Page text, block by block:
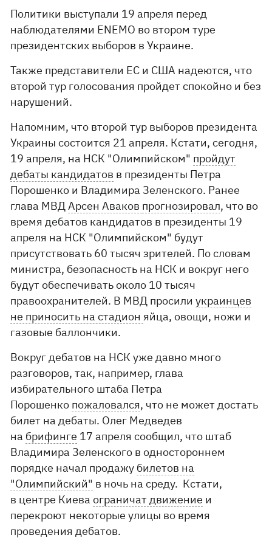
Политики выступали 19 апреля перед
наблюдателями ENEMO во втором туре
президентских выборов в Украине.
Также представители ЕС и США надеются, что
второй тур голосования пройдет спокойно и без
нарушений.
Напомним, что второй тур выборов президента
Украины состоится 21 апреля. Кстати, сегодня,
19 апреля, на НСК "Олимпийском" пройдут
дебаты кандидатов в президенты Петра
Порошенко и Владимира Зеленского. Ранее
глава МВДАрсен Аваков прогнозировал, что во
время дебатов кандидатов в президенты 19
апреля на НСК "Олимпийском" будут
присутствовать 60 тысяч зрителей. По словам
министра, безопасность на НСК и вокруг него
будут обеспечивать около 10 тысяч
правоохранителей. В МВД просилиукраинцев
не приносить на стадионяйца, овощи, ножи и
газовые баллончики.
Вокруг дебатов на НСК уже давно много
разговоров, так, например, глава
избирательного штаба Петра
Порошенко пожаловался, что не может достать
билет на дебаты. Олег Медведев
на брифинге 17 апреля сообщил, что штаб
Владимира Зеленского в одностороннем
порядке начал продажу билетов на
"Олимпийский" в ночь на среду. Кстати,
в центре Киеваограничат движение и
перекроют некоторые улицы во время
проведения дебатов.